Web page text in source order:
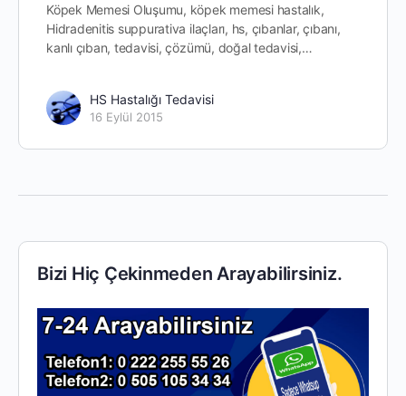
Köpek Memesi Oluşumu, köpek memesi hastalık,
Hidradenitis suppurativa ilaçları, hs, çıbanlar, çıbanı,
kanlı çıban, tedavisi, çözümü, doğal tedavisi,…
HS Hastalığı Tedavisi
16 Eylül 2015
Bizi Hiç Çekinmeden Arayabilirsiniz.